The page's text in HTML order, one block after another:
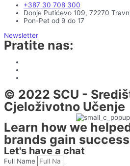
+387 30 708 300
Donje Putićevo 109, 72270
Pon-Pet od 9 do 17
Newsletter
Pratite nas:
© 2022 SCU -
Cjeloživotno Učenje
Learn how we
brands gain
Let's have a chat
Full Name